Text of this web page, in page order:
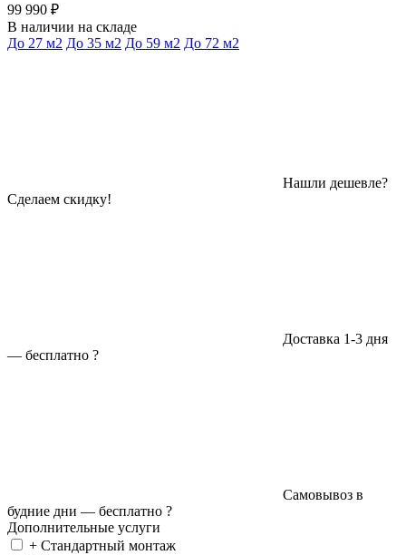
99 990 ₽
В наличии на складе
До 27 м2 До 35 м2 До 59 м2 До 72 м2
Нашли дешевле?
Сделаем скидку!
Доставка 1-3 дня
— бесплатно ?
Самовывоз в
будние дни — бесплатно ?
Дополнительные услуги
+ Стандартный монтаж